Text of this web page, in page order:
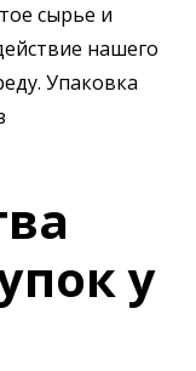
сырье и
нашего
Упаковка
у